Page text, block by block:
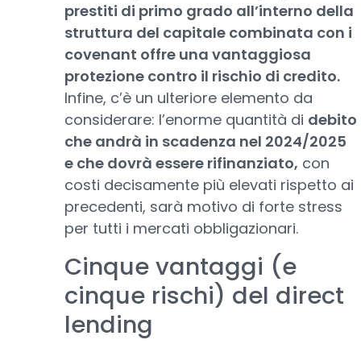
prestiti di primo grado all’interno della
struttura del capitale combinata con i
covenant offre una vantaggiosa
protezione contro il rischio di credito.
Infine, c’è un ulteriore elemento da
considerare: l’enorme quantità di debito
che andrà in scadenza nel 2024/2025
e che dovrà essere rifinanziato, con
costi decisamente più elevati rispetto ai
precedenti, sarà motivo di forte stress
per tutti i mercati obbligazionari.
Cinque vantaggi (e
cinque rischi) del direct
lending